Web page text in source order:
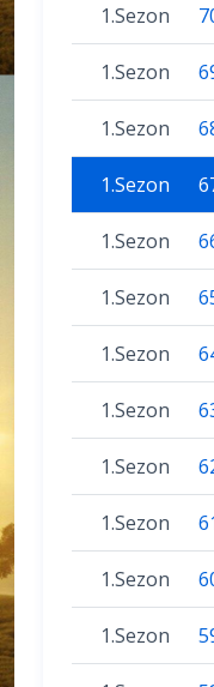
1.Sezon
1.Sezon
1.Sezon
1.Sezon
1.Sezon
1.Sezon
1.Sezon
1.Sezon
1.Sezon
1.Sezon
1.Sezon
1.Sezon